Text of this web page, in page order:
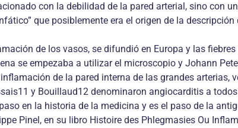
con la debilidad de la pared arterial, sino con
que posiblemente era el origen de la
de los vasos, se difundió en Europa y las
se empezaba a utilizar el microscopio y Johann
de la pared interna de las grandes
y Bouillaud12 denominaron angiocarditis a
en la historia de la medicina y es el paso de la
Pinel, en su libro Histoire des Phlegmasies Ou